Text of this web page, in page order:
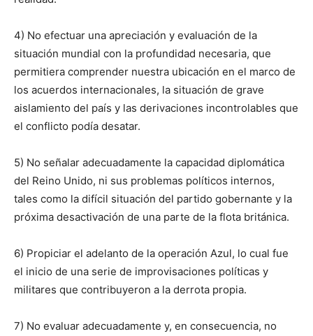
4) No efectuar una apreciación y evaluación de la
situación mundial con la profundidad necesaria, que
permitiera comprender nuestra ubicación en el marco de
los acuerdos internacionales, la situación de grave
aislamiento del país y las derivaciones incontrolables que
el conflicto podía desatar.
5) No señalar adecuadamente la capacidad diplomática
del Reino Unido, ni sus problemas políticos internos,
tales como la difícil situación del partido gobernante y la
próxima desactivación de una parte de la flota británica.
6) Propiciar el adelanto de la operación Azul, lo cual fue
el inicio de una serie de improvisaciones políticas y
militares que contribuyeron a la derrota propia.
7) No evaluar adecuadamente y, en consecuencia, no